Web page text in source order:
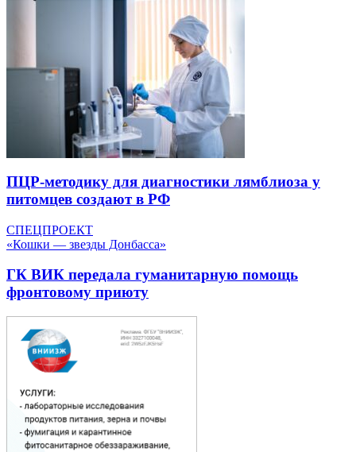
ПЦР-методику для диагностики лямблиоза у
питомцев создают в РФ
СПЕЦПРОЕКТ
«Кошки — звезды Донбасса»
ГК ВИК передала гуманитарную помощь
фронтовому приюту